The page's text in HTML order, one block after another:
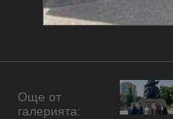
Още от
галерията: